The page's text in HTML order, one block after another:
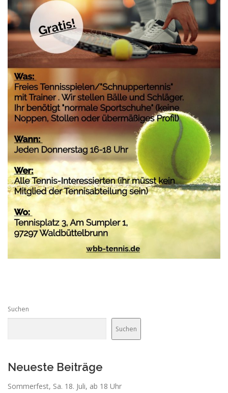
Suchen
Suchen
Neueste Beiträge
Sommerfest, Sa. 18. Juli, ab 18 Uhr